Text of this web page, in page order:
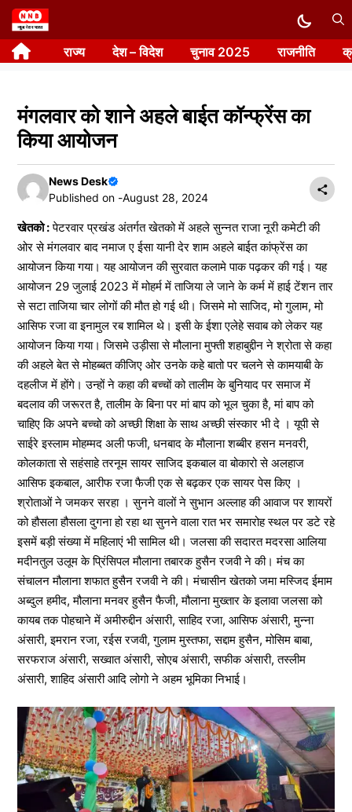
Skip
to
content राज्य देश – विदेश चुनाव 2025 राजनीति
मंगलवार को शाने अहले बाईत कॉन्फ्रेंस का
किया आयोजन
News Desk
Published on -August 28, 2024
खेतको :पेटरवार प्रखंड अंतर्गत खेतको में अहले सुन्नत राजा नूरी कमेटी की
ओर से मंगलवार बाद नमाज ए ईसा यानी देर शाम अहले बाईत कांफ्रेंस का
आयोजन किया गया। यह आयोजन की सुरवात कलामे पाक पढ़कर की गई। यह
आयोजन 29 जुलाई 2023 में मोहर्म में ताजिया ले जाने के कर्म में हाई टेंशन तार
से सटा ताजिया चार लोगों की मौत हो गई थी। जिसमे मो साजिद, मो गुलाम, मो
आसिफ रजा वा इनामुल रब शामिल थे। इसी के ईशा एलेहे सवाब को लेकर यह
आयोजन किया गया। जिसमे उड़ीसा से मौलाना मुफ्ती शहाबुद्दीन ने श्रोता से कहा
की अहले बेत से मोहब्बत कीजिए ओर उनके कहे बातो पर चलने से कामयाबी के
दहलीज में होंगे। उन्हों ने कहा की बच्चों को तालीम के बुनियाद पर समाज में
बदलाव की जरूरत है, तालीम के बिना पर मां बाप को भूल चुका है, मां बाप को
चाहिए कि अपने बच्चो को अच्छी शिक्षा के साथ अच्छी संस्कार भी दे । यूपी से
साईरे इस्लाम मोहम्मद अली फजी, धनबाद के मौलाना शब्बीर हसन मनवरी,
कोलकाता से सहंसाहे तरनूम सायर साजिद इकबाल वा बोकारो से अलहाज
आसिफ इकबाल, आरीफ रजा फैजी एक से बढ़कर एक सायर पेस किए ।
श्रोताओं ने जमकर सरहा । सुनने वालों ने सुभान अल्लाह की आवाज पर शायरों
को हौसला हौसला दुगना हो रहा था सुनने वाला रात भर समारोह स्थल पर डटे रहे
इसमें बड़ी संख्या में महिलाएं भी सामिल थी। जलसा की सदारत मदरसा आलिया
मदीनतुल उलूम के प्रिंसिपल मौलाना तबारक हुसैन रजवी ने की। मंच का
संचालन मौलाना शफात हुसैन रजवी ने की। मंचासीन खेतको जमा मस्जिद ईमाम
अब्दुल हमीद, मौलाना मनवर हुसैन फैजी, मौलाना मुख्तार के इलावा जलसा को
कायब तक पोहचाने में अमीरुद्दीन अंसारी, साहिद रजा, आसिफ अंसारी, मुन्ना
अंसारी, इमरान रजा, रईस रजवी, गुलाम मुस्तफा, सद्दाम हुसैन, मोसिम बाबा,
सरफराज अंसारी, सख्वात अंसारी, सोएब अंसारी, सफीक अंसारी, तस्लीम
अंसारी, शाहिद अंसारी आदि लोगो ने अहम भूमिका निभाई।